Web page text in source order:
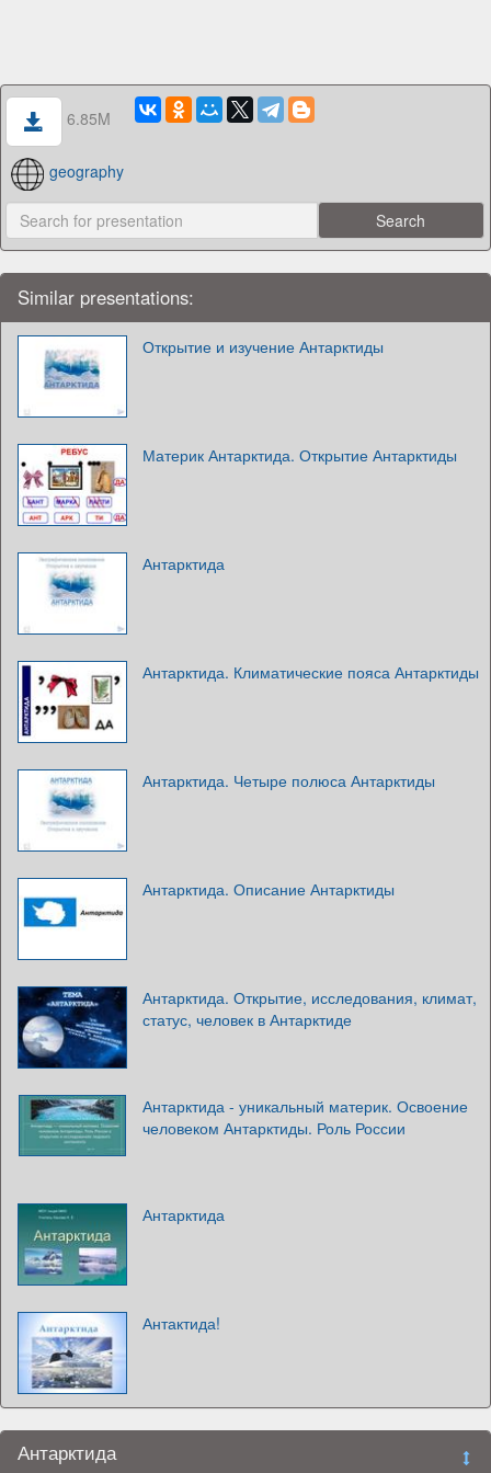
6.85M
geography
Similar presentations:
Открытие и изучение Антарктиды
Материк Антарктида. Открытие Антарктиды
Антарктида
Антарктида. Климатические пояса Антарктиды
Антарктида. Четыре полюса Антарктиды
Антарктида. Описание Антарктиды
Антарктида. Открытие, исследования, климат,
статус, человек в Антарктиде
Антарктида - уникальный материк. Освоение
человеком Антарктиды. Роль России
Антарктида
Антактида!
Антарктида